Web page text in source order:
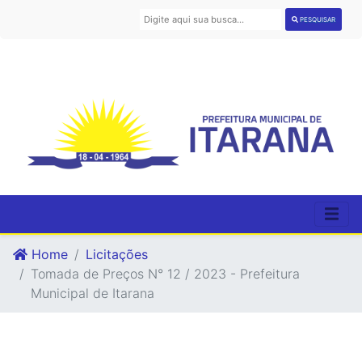
PESQUISAR
Home
Licitações
Tomada de Preços N° 12 / 2023 - Prefeitura
Municipal de Itarana